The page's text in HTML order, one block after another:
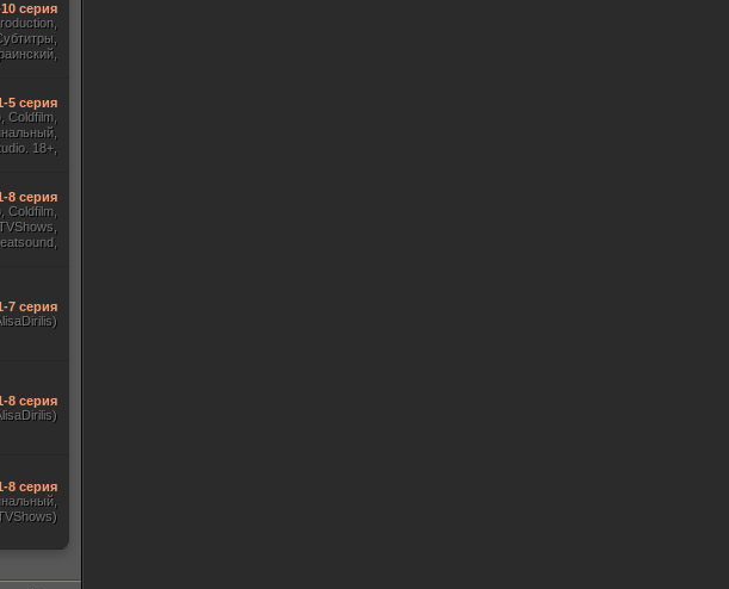
серия
5 серия
Coldfilm,
18+,
8 серия
Coldfilm,
7 серия
8 серия
8 серия